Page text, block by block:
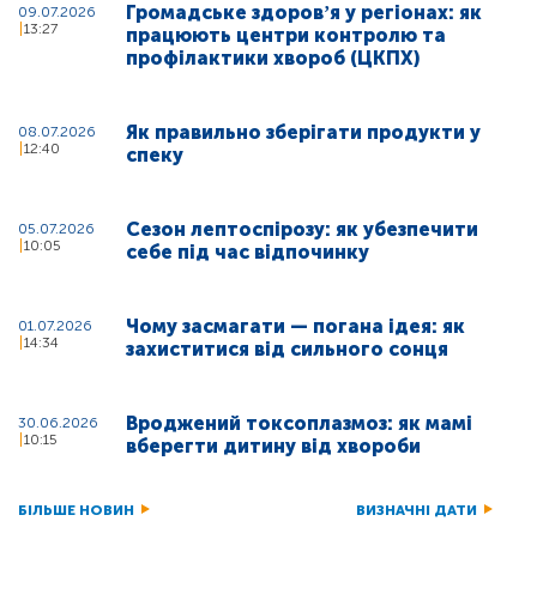
09.07.2026
13:27
Громадське здоровʼя у регіонах: як
працюють центри контролю та
профілактики хвороб (ЦКПХ)
08.07.2026
12:40
Як правильно зберігати продукти у
спеку
05.07.2026
10:05
Сезон лептоспірозу: як убезпечити
себе під час відпочинку
01.07.2026
14:34
Чому засмагати — погана ідея: як
захиститися від сильного сонця
30.06.2026
10:15
Вроджений токсоплазмоз: як мамі
вберегти дитину від хвороби
БІЛЬШЕ НОВИН ВИЗНАЧНІ ДАТИ